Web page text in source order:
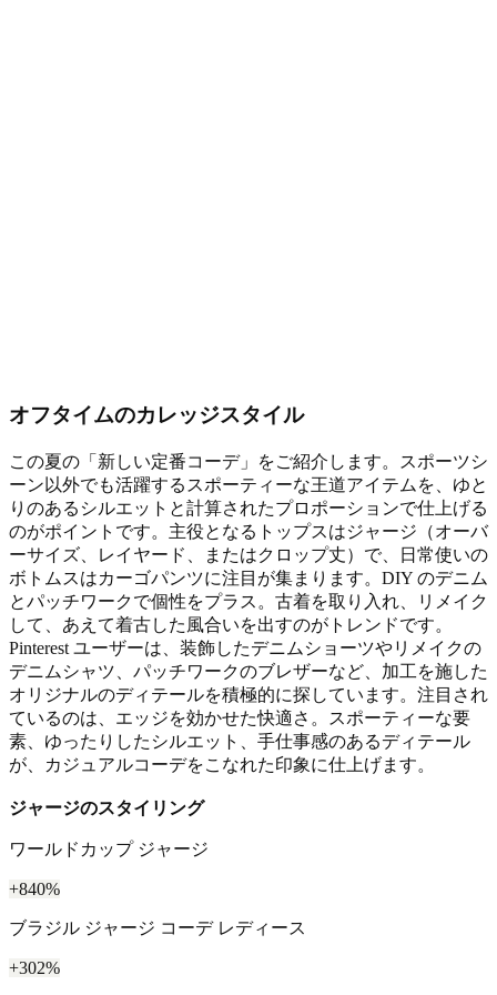
オフタイムのカレッジスタイル
この夏の「新しい定番コーデ」をご紹介します。スポーツシ
ーン以外でも活躍するスポーティーな王道アイテムを、ゆと
りのあるシルエットと計算されたプロポーションで仕上げる
のがポイントです。主役となるトップスはジャージ（オーバ
ーサイズ、レイヤード、またはクロップ丈）で、日常使いの
ボトムスはカーゴパンツに注目が集まります。DIY のデニム
とパッチワークで個性をプラス。古着を取り入れ、リメイク
して、あえて着古した風合いを出すのがトレンドです。
Pinterest ユーザーは、装飾したデニムショーツやリメイクの
デニムシャツ、パッチワークのブレザーなど、加工を施した
オリジナルのディテールを積極的に探しています。注目され
ているのは、エッジを効かせた快適さ。スポーティーな要
素、ゆったりしたシルエット、手仕事感のあるディテール
が、カジュアルコーデをこなれた印象に仕上げます。
ジャージのスタイリング
ワールドカップ ジャージ
+840%
ブラジル ジャージ コーデ レディース
+302%